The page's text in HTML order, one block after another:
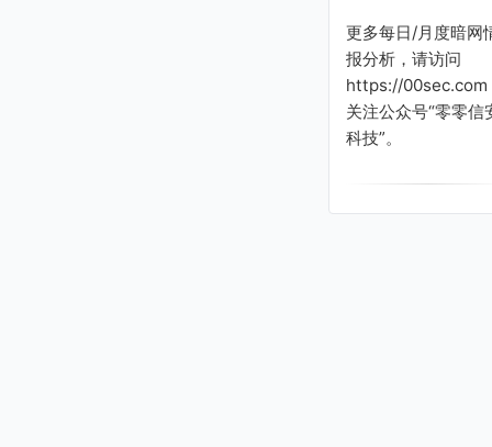
更多每日/月度暗网
报分析，请访问
https://00sec.com
关注公众号“零零信
科技”。